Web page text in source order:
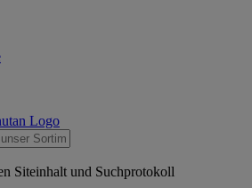
Siteinhalt und Suchprotokoll